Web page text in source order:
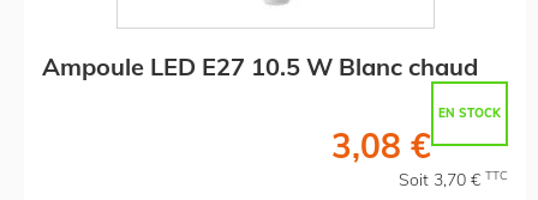
Ampoule LED E27 10.5 W Blanc chaud
EN STOCK
3,08 €
Soit 3,70 € TTC